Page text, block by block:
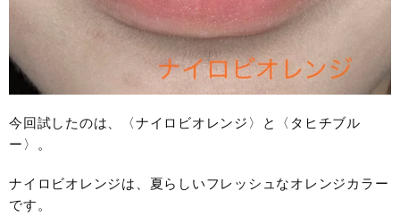
今回試したのは、〈ナイロビオレンジ〉と〈タヒチブル
ー〉。
ナイロビオレンジは、夏らしいフレッシュなオレンジカラー
です。